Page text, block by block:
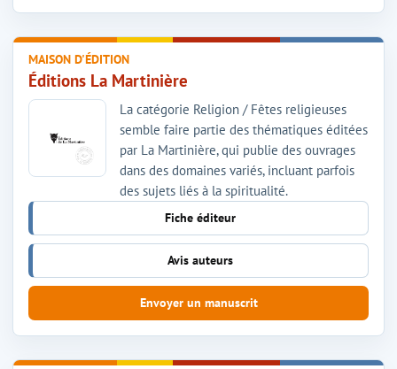
MAISON D'ÉDITION
Éditions La Martinière
La catégorie Religion / Fêtes religieuses
semble faire partie des thématiques éditées
par La Martinière, qui publie des ouvrages
dans des domaines variés, incluant parfois
des sujets liés à la spiritualité.
Fiche éditeur
Avis auteurs
Envoyer un manuscrit